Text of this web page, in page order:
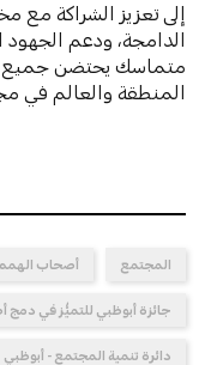
إلى تعزيز الشراكة مع
الدامجة، ودعم الجهود
متماسك يحتضن جميع
المنطقة والعالم في
المجتمع أصحاب
جائزة أبوظبي للتميُّز في
دائرة تنمية المجتمع - أبوظبي